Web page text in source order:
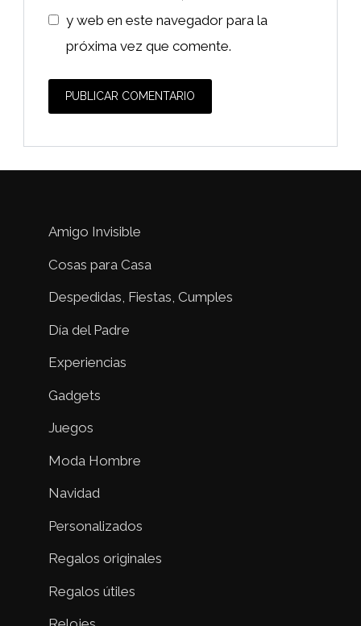
y web en este navegador para la
próxima vez que comente.
Amigo Invisible
Cosas para Casa
Despedidas, Fiestas, Cumples
Día del Padre
Experiencias
Gadgets
Juegos
Moda Hombre
Navidad
Personalizados
Regalos originales
Regalos útiles